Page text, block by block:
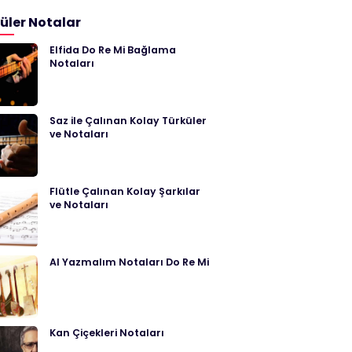
Notalar
Elfida Do Re Mi Bağlama
Notaları
Saz ile Çalınan Kolay Türküler
ve Notaları
Flütle Çalınan Kolay Şarkılar
ve Notaları
Al Yazmalım Notaları Do Re Mi
Kan Çiçekleri Notaları